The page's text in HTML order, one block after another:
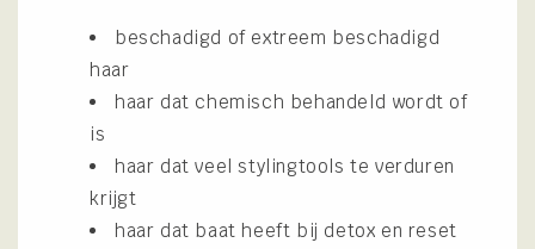
beschadigd of extreem beschadigd
haar
haar dat chemisch behandeld wordt of
is
haar dat veel stylingtools te verduren
krijgt
haar dat baat heeft bij detox en reset